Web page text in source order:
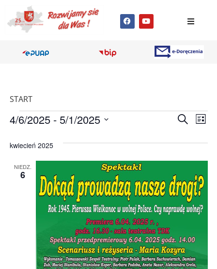
START
po
i
SzukajLista
4/6/2025 - 5/1/2025
kwiecień 2025
NIEDZ.
6